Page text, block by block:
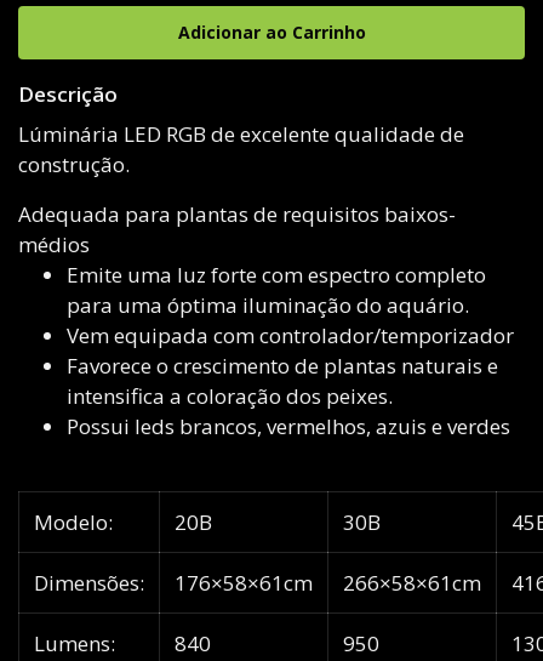
Descrição
Lúminária LED RGB de excelente qualidade de
construção.
Adequada para plantas de requisitos baixos-
médios
Emite uma luz forte com espectro completo
para uma óptima iluminação do aquário.
Vem equipada com controlador/temporizador
Favorece o crescimento de plantas naturais e
intensifica a coloração dos peixes.
Possui leds brancos, vermelhos, azuis e verdes
Modelo: 20B 30B
Dimensões: 176×58×61cm 266×58×61cm
Lumens: 840 950